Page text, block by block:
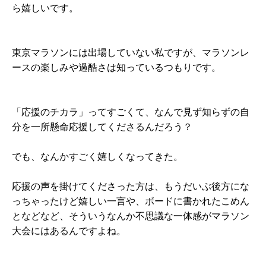
ら嬉しいです。
東京マラソンには出場していない私ですが、マラソンレ
ースの楽しみや過酷さは知っているつもりです。
「応援のチカラ」ってすごくて、なんで見ず知らずの自
分を一所懸命応援してくださるんだろう？
でも、なんかすごく嬉しくなってきた。
応援の声を掛けてくださった方は、もうだいぶ後方にな
っちゃったけど嬉しい一言や、ボードに書かれたこめん
となどなど、そういうなんか不思議な一体感がマラソン
大会にはあるんですよね。